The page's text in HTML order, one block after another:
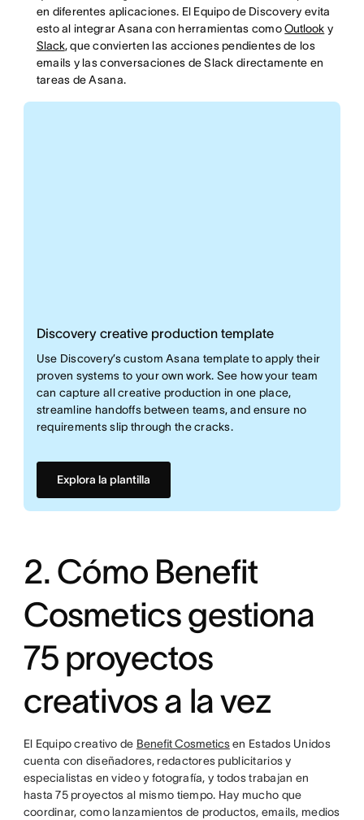
en diferentes aplicaciones. El Equipo de Discovery evita
esto al integrar Asana con herramientas comoOutlook y
Slack, que convierten las acciones pendientes de los
emails y las conversaciones de Slack directamente en
tareas de Asana.
Discovery creative production template
Use Discovery’s custom Asana template to apply their
proven systems to your own work. See how your team
can capture all creative production in one place,
streamline handoffs between teams, and ensure no
requirements slip through the cracks.
Explora la plantilla
2. Cómo Benefit
Cosmetics gestiona
75 proyectos
creativos a la vez
El Equipo creativo de Benefit Cosmeticsen Estados Unidos
cuenta con diseñadores, redactores publicitarios y
especialistas en video y fotografía, y todos trabajan en
hasta 75 proyectos al mismo tiempo. Hay mucho que
coordinar, como lanzamientos de productos, emails, medios